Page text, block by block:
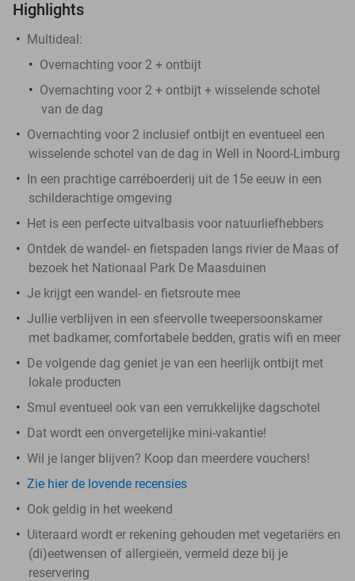
Highlights
Multideal:
Overnachting voor 2 + ontbijt
Overnachting voor 2 + ontbijt + wisselende schotel
van de dag
Overnachting voor 2 inclusief ontbijt en eventueel een
wisselende schotel van de dag in Well in Noord-Limburg
In een prachtige carréboerderij uit de 15e eeuw in een
schilderachtige omgeving
Het is een perfecte uitvalbasis voor natuurliefhebbers
Ontdek de wandel- en fietspaden langs rivier de Maas of
bezoek het Nationaal Park De Maasduinen
Je krijgt een wandel- en fietsroute mee
Jullie verblijven in een sfeervolle tweepersoonskamer
met badkamer, comfortabele bedden, gratis wifi en meer
De volgende dag geniet je van een heerlijk ontbijt met
lokale producten
Smul eventueel ook van een verrukkelijke dagschotel
Dat wordt een onvergetelijke mini-vakantie!
Wil je langer blijven? Koop dan meerdere vouchers!
Zie hier de lovende recensies
Ook geldig in het weekend
Uiteraard wordt er rekening gehouden met vegetariërs en
(di)eetwensen of allergieën, vermeld deze bij je
reservering